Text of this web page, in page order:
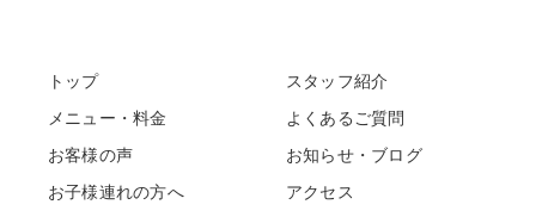
トップ
スタッフ紹介
メニュー・料金
よくあるご質問
お客様の声
お知らせ・ブログ
お子様連れの方へ
アクセス